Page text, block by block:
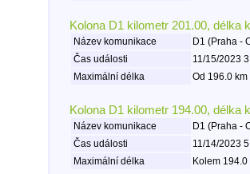
Kolona D1 kilometr 201.00, délka
Název komunikace
D1 (Praha -
Čas události
11/15/2023
Maximální délka
Od 196.0
Kolona D1 kilometr 194.00, délka
Název komunikace
D1 (Praha -
Čas události
11/14/2023
Maximální délka
Kolem